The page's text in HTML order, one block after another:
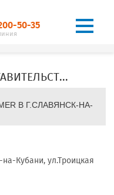
50-35
ОФИЦИАЛЬНЫЕ ПРЕДСТАВИТЕЛЬСТВА, ДИЛЕРЫ, ОФИСЫ, FRANMER в г.Славянск-на-Кубани
В Г.СЛАВЯНСК-НА-
Кубани, ул.Троицкая